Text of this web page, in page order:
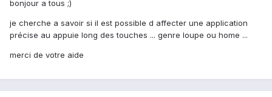
bonjour a tous ;)
je cherche a savoir si il est possible d affecter une application
précise au appuie long des touches ... genre loupe ou home ...
merci de votre aide